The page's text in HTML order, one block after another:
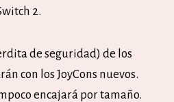
2.
de seguridad) de los
con los JoyCons nuevos.
encajará por tamaño.